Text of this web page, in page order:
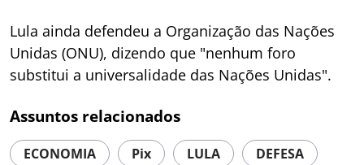
Lula ainda defendeu a Organização das Nações
Unidas (ONU), dizendo que "nenhum foro
substitui a universalidade das Nações Unidas".
Assuntos relacionados
ECONOMIA Pix LULA
DEFESA